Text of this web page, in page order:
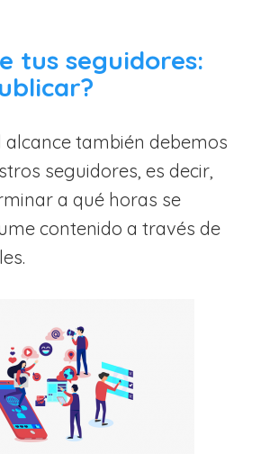
tus seguidores:
también debemos
seguidores, es decir,
a qué horas se
contenido a través de